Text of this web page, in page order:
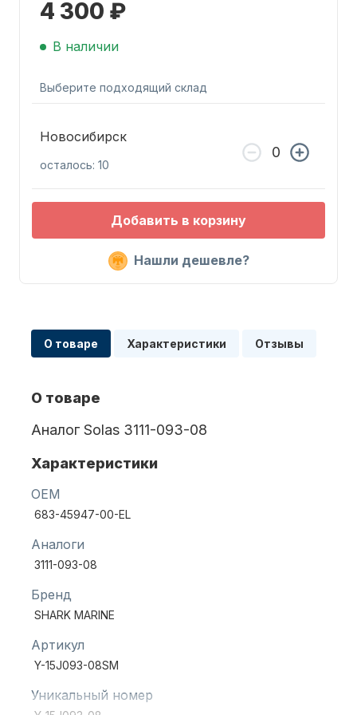
Автохолодильник KYODA
Дистанционное управление
4 300 ₽
В наличии
Выберите подходящий склад
Новосибирск
осталось: 10
Добавить в корзину
Нашли дешевле?
О товаре Характеристики Отзывы
О товаре
Аналог Solas 3111-093-08
Характеристики
OEM
683-45947-00-EL
Аналоги
3111-093-08
Бренд
SHARK MARINE
Артикул
Y-15J093-08SM
Уникальный номер